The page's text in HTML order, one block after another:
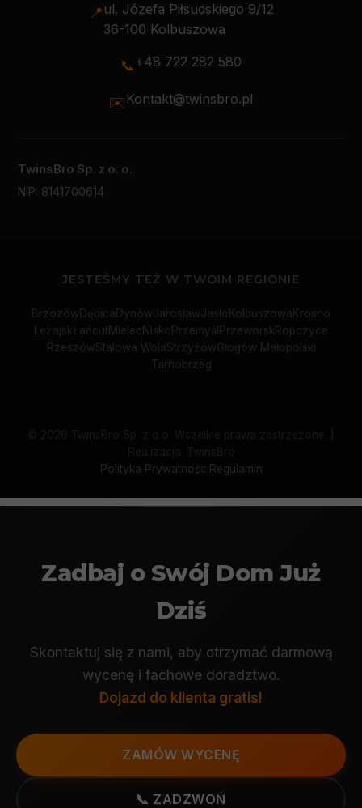
📍 ul. Józefa Piłsudskiego 9/12
36-100 Kolbuszowa
📞 +48 722 282 580
✉️ Kontakt@twinsbro.pl
TwinsBro Sp. z o. o.
NIP: 8141700614
JESTEŚMY TEŻ W TWOIM REGIONIE
BrzozówDębicaDynówJarosławJasło Kolbuszowa Krosno
LeżajskŁańcutMielec NiskoPrzemyśl PrzeworskRopczyce
RzeszówStalowa WolaStrzyżówGłogów Małopolski
Tarnobrzeg
Polityka PrywatnościRegulamin
Zadbaj o Swój Dom Już
Dziś
Skontaktuj się z nami, aby otrzymać darmową
wycenę i fachowe doradztwo.
Dojazd do klienta gratis!
ZAMÓW WYCENĘ
📞 ZADZWOŃ